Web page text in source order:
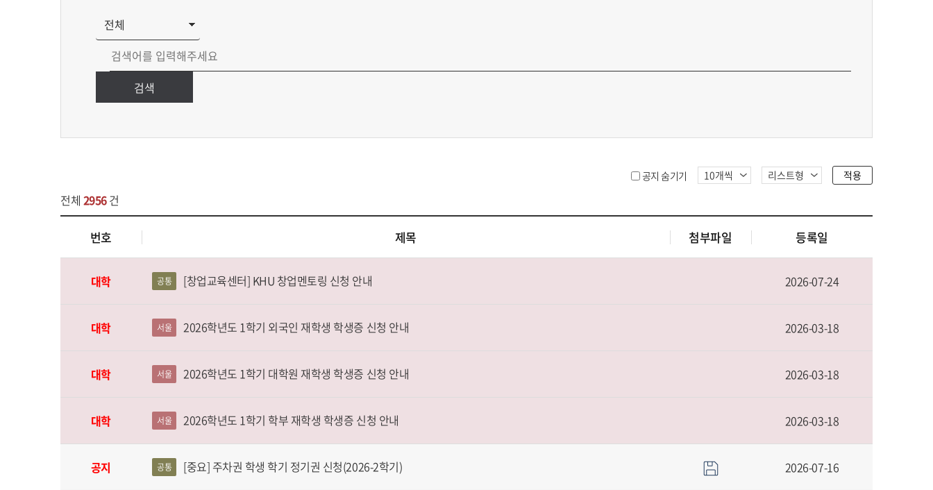
검색
공지 숨기기 적용
전체 2956건
번호 제목 첨부파일 등록일
대학 공통 [창업교육센터] KHU 창업멘토링 신청 안내 2026-07-24
대학 서울 2026학년도 1학기 외국인 재학생 학생증 신청 안내 2026-03-18
대학 서울 2026학년도 1학기 대학원 재학생 학생증 신청 안내 2026-03-18
대학 서울 2026학년도 1학기 학부 재학생 학생증 신청 안내 2026-03-18
공지 공통 [중요] 주차권 학생 학기 정기권 신청(2026-2학기) 2026-07-16